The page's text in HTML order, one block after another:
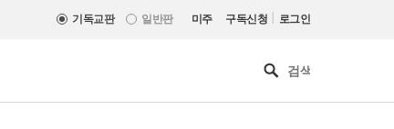
기독교판 일반판 미주 구독신청 | 로그인